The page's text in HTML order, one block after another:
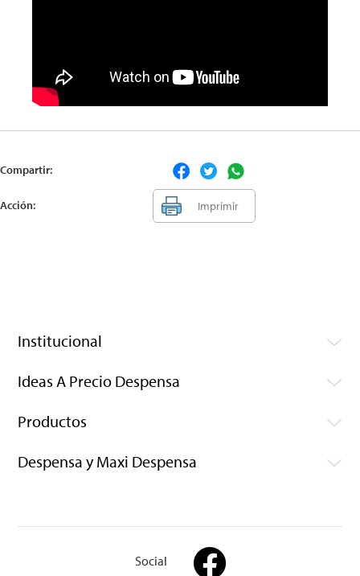
Compartir:
Acción: Imprimir
Institucional
Ideas A Precio Despensa
Productos
Despensa y Maxi Despensa
Social